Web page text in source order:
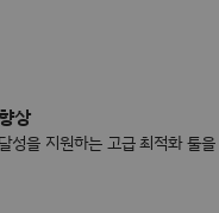
상
성을 지원하는 고급 최적화 툴을